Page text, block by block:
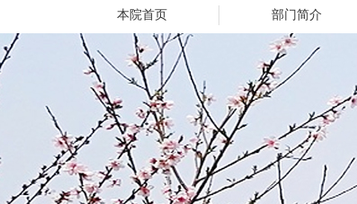
本院首页 部门简介